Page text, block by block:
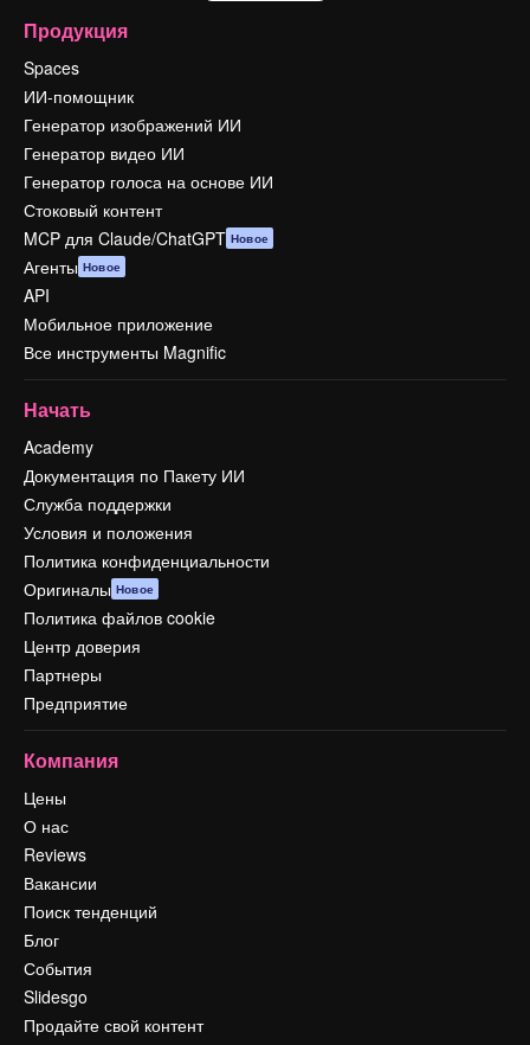
Продукция
Spaces
ИИ-помощник
Генератор изображений ИИ
Генератор видео ИИ
Генератор голоса на основе ИИ
Стоковый контент
MCP для Claude/ChatGPT Новое
Агенты Новое
API
Мобильное приложение
Все инструменты Magnific
Начать
Academy
Документация по Пакету ИИ
Служба поддержки
Условия и положения
Политика конфиденциальности
Оригиналы Новое
Политика файлов cookie
Центр доверия
Партнеры
Предприятие
Компания
Цены
О нас
Reviews
Вакансии
Поиск тенденций
Блог
События
Slidesgo
Продайте свой контент